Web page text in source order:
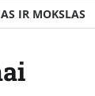
IR MOKSLAS